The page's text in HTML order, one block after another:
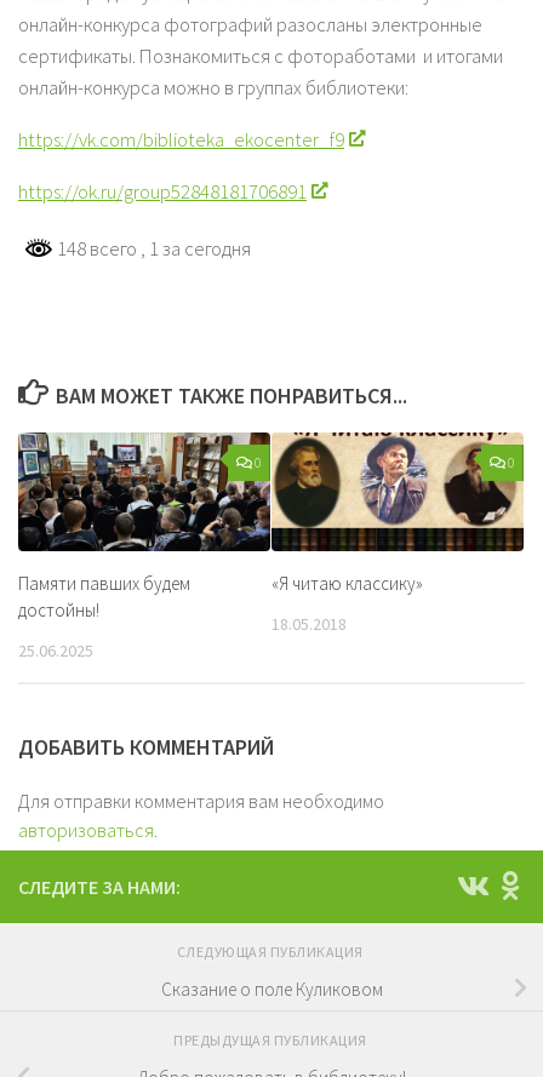
онлайн-конкурса фотографий разосланы электронные
сертификаты. Познакомиться с фотоработами и итогами
онлайн-конкурса можно в группах библиотеки:
https://vk.com/biblioteka_ekocenter_f9
https://ok.ru/group52848181706891
148 всего , 1 за сегодня
ВАМ МОЖЕТ ТАКЖЕ ПОНРАВИТЬСЯ...
0
Памяти павших будем
достойны!
25.06.2025
0
«Я читаю классику»
18.05.2018
ДОБАВИТЬ КОММЕНТАРИЙ
Для отправки комментария вам необходимо
авторизоваться.
СЛЕДИТЕ ЗА НАМИ:
СЛЕДУЮЩАЯ ПУБЛИКАЦИЯ
Сказание о поле Куликовом
ПРЕДЫДУЩАЯ ПУБЛИКАЦИЯ